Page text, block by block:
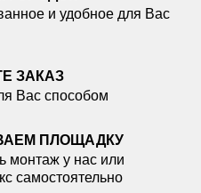
и удобное для Вас
ЗАКАЗ
Вас способом
ПЛОЩАДКУ
монтаж у нас или
самостоятельно